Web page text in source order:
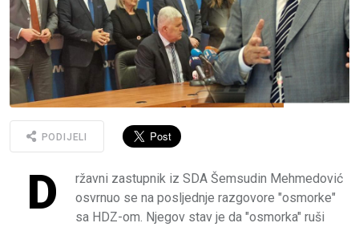
PODIJELI
D
ržavni zastupnik iz SDA Šemsudin Mehmedović
osvrnuo se na posljednje razgovore "osmorke"
sa HDZ-om. Njegov stav je da "osmorka" ruši